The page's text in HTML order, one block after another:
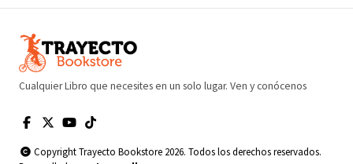
Cualquier Libro que necesites en un solo lugar. Ven y conócenos
Copyright Trayecto Bookstore 2026. Todos los derechos reservados.